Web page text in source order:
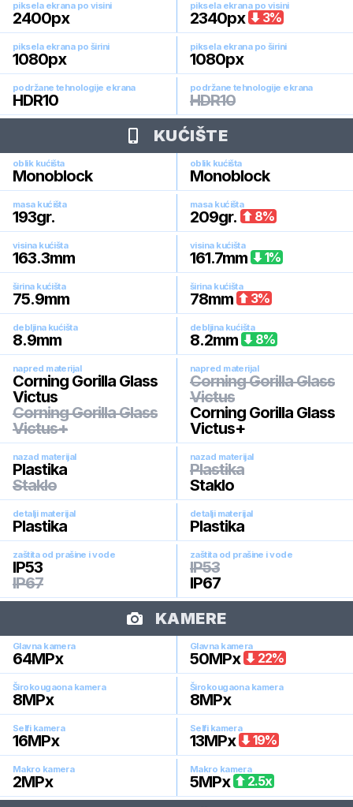
piksela ekrana po visini
2400px
piksela ekrana po visini
2340px 3%
piksela ekrana po širini
1080px
piksela ekrana po širini
1080px
podržane tehnologije ekrana
HDR10
podržane tehnologije ekrana
HDR10
KUĆIŠTE
oblik kućišta
Monoblock
oblik kućišta
Monoblock
masa kućišta
193gr.
masa kućišta
209gr. 8%
visina kućišta
163.3mm
visina kućišta
161.7mm 1%
širina kućišta
75.9mm
širina kućišta
78mm 3%
debljina kućišta
8.9mm
debljina kućišta
8.2mm 8%
napred materijal
Corning Gorilla Glass
Victus
Corning Gorilla Glass
Victus+
napred materijal
Corning Gorilla Glass
Victus
Corning Gorilla Glass
Victus+
nazad materijal
Plastika
Staklo
nazad materijal
Plastika
Staklo
detalji materijal
Plastika
detalji materijal
Plastika
zaštita od prašine i vode
IP53
IP67
zaštita od prašine i vode
IP53
IP67
KAMERE
Glavna kamera
64MPx
Glavna kamera
50MPx 22%
Širokougaona kamera
8MPx
Širokougaona kamera
8MPx
Selfi kamera
16MPx
Selfi kamera
13MPx 19%
Makro kamera
2MPx
Makro kamera
5MPx 2.5x